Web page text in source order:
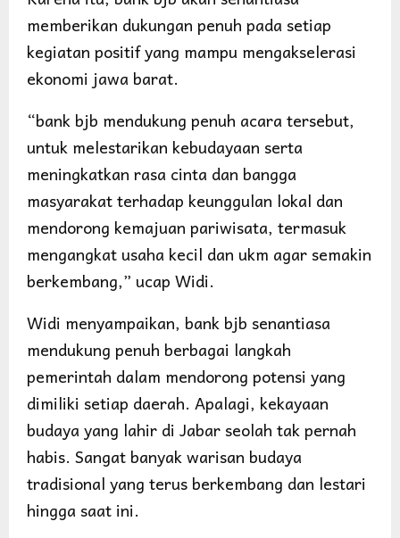
memberikan dukungan penuh pada setiap
kegiatan positif yang mampu mengakselerasi
ekonomi jawa barat.
“bank bjb mendukung penuh acara tersebut,
untuk melestarikan kebudayaan serta
meningkatkan rasa cinta dan bangga
masyarakat terhadap keunggulan lokal dan
mendorong kemajuan pariwisata, termasuk
mengangkat usaha kecil dan ukm agar semakin
berkembang,” ucap Widi.
Widi menyampaikan, bank bjb senantiasa
mendukung penuh berbagai langkah
pemerintah dalam mendorong potensi yang
dimiliki setiap daerah. Apalagi, kekayaan
budaya yang lahir di Jabar seolah tak pernah
habis. Sangat banyak warisan budaya
tradisional yang terus berkembang dan lestari
hingga saat ini.